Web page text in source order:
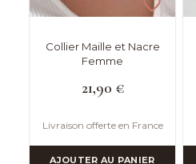
Collier Maille et Nacre
Femme
21,90 €
Livraison offerte en France
AJOUTER AU PANIER